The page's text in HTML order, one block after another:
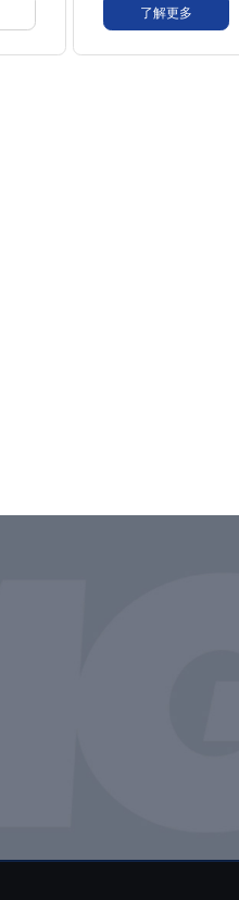
了解更多